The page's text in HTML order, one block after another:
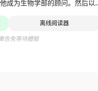
成为生物学部的顾问。然后以
剧！
离线阅读器
告免等待體驗